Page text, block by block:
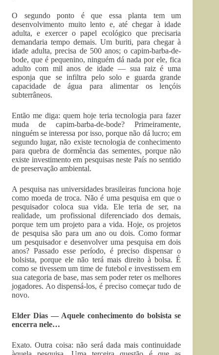
O segundo ponto é que essa planta tem um
desenvolvimento muito lento e, até chegar à idade
adulta, e exercer o papel ecológico que precisaria
demandaria tempo demais. Um buriti, para chegar à
idade adulta, precisa de 500 anos; o capim-barba-de-
bode, que é pequenino, ninguém dá nada por ele, fica
adulto com mil anos de idade — sua raiz é uma
esponja que se infiltra pelo solo e guarda grande
capacidade de água para alimentar os lençóis
subterrâneos.
Então me diga: quem hoje teria tecnologia para fazer
muda de capim-barba-de-bode? Primei­ramente,
ninguém se interessa por isso, porque não dá lucro; em
segundo lugar, não existe tecnologia de conhecimento
para quebra de dormência das sementes, porque não
existe investimento em pesquisas neste País no sentido
de preservação ambiental.
A pesquisa nas universidades brasileiras funciona hoje
como moeda de troca. Não é uma pesquisa em que o
pesquisador coloca sua vida. Ele teria de ser, na
realidade, um profissional diferenciado dos demais,
porque tem um projeto para a vida. Hoje, os projetos
de pesquisa são para um ano ou dois. Como formar
um pesquisador e desenvolver uma pesquisa em dois
anos? Passado esse período, é preciso dispensar o
bolsista, porque ele não terá mais direito à bolsa. É
como se tivessem um time de futebol e investissem em
sua categoria de base, mas sem poder reter os melhores
jogadores. Ao dispensá-los, é preciso começar tudo de
novo.
Elder Dias — Aquele conhecimento do bolsista se
encerra nele…
Exato. Outra coisa: não será dada mais continuidade